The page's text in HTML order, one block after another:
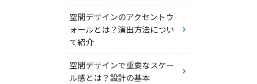
空間デザインのアクセントウ
ォールとは？演出方法につい
て紹介
空間デザインで重要なスケー
ル感とは？設計の基本